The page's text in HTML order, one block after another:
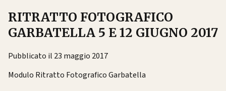
RITRATTO FOTOGRAFICO
GARBATELLA 5 E 12 GIUGNO 2017
Pubblicato il 23 maggio 2017
Modulo Ritratto Fotografico Garbatella